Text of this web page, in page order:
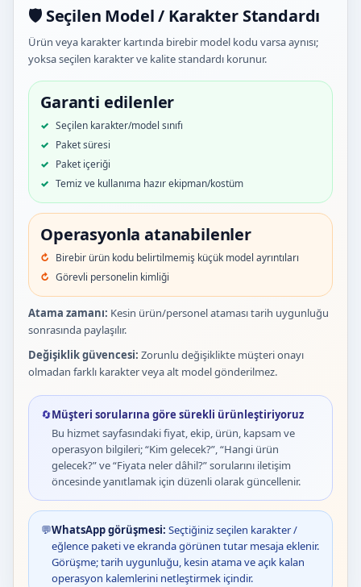
🛡️ Seçilen Model / Karakter Standardı
Ürün veya karakter kartında birebir model kodu varsa aynısı;
yoksa seçilen karakter ve kalite standardı korunur.
Garanti edilenler
Seçilen karakter/model sınıfı
Paket süresi
Paket içeriği
Temiz ve kullanıma hazır ekipman/kostüm
Operasyonla atanabilenler
Birebir ürün kodu belirtilmemiş küçük model ayrıntıları
Görevli personelin kimliği
Atama zamanı: Kesin ürün/personel ataması tarih uygunluğu
sonrasında paylaşılır.
Değişiklik güvencesi: Zorunlu değişiklikte müşteri onayı
olmadan farklı karakter veya alt model gönderilmez.
🔄Müşteri sorularına göre sürekli ürünleştiriyoruz
Bu hizmet sayfasındaki fiyat, ekip, ürün, kapsam ve
operasyon bilgileri; “Kim gelecek?”, “Hangi ürün
gelecek?” ve “Fiyata neler dâhil?” sorularını iletişim
öncesinde yanıtlamak için düzenli olarak güncellenir.
💬WhatsApp görüşmesi: Seçtiğiniz seçilen karakter /
eğlence paketi ve ekranda görünen tutar mesaja eklenir.
Görüşme; tarih uygunluğu, kesin atama ve açık kalan
operasyon kalemlerini netleştirmek içindir.